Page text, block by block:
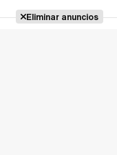
Eliminar anuncios